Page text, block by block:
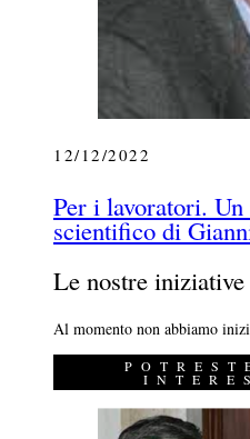
12/12/2022
Per i lavoratori.
scientifico di
Le nostre iniziative
Al momento non abbiamo